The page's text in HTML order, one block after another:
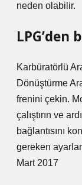
neden olabilir.
LPG’den
Karbüratörlü
Dönüştürme
frenini çekin.
çalıştırın ve
bağlantısını
gereken
Mart 2017